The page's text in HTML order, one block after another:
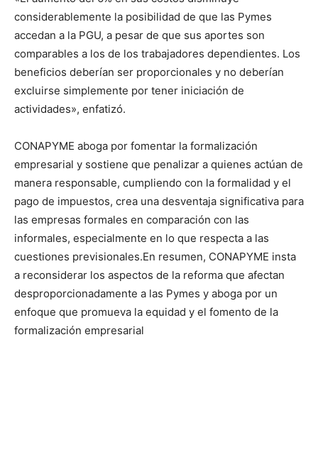
considerablemente la posibilidad de que las Pymes
accedan a la PGU, a pesar de que sus aportes son
comparables a los de los trabajadores dependientes. Los
beneficios deberían ser proporcionales y no deberían
excluirse simplemente por tener iniciación de
actividades», enfatizó.
CONAPYME aboga por fomentar la formalización
empresarial y sostiene que penalizar a quienes actúan de
manera responsable, cumpliendo con la formalidad y el
pago de impuestos, crea una desventaja significativa para
las empresas formales en comparación con las
informales, especialmente en lo que respecta a las
cuestiones previsionales.En resumen, CONAPYME insta
a reconsiderar los aspectos de la reforma que afectan
desproporcionadamente a las Pymes y aboga por un
enfoque que promueva la equidad y el fomento de la
formalización empresarial